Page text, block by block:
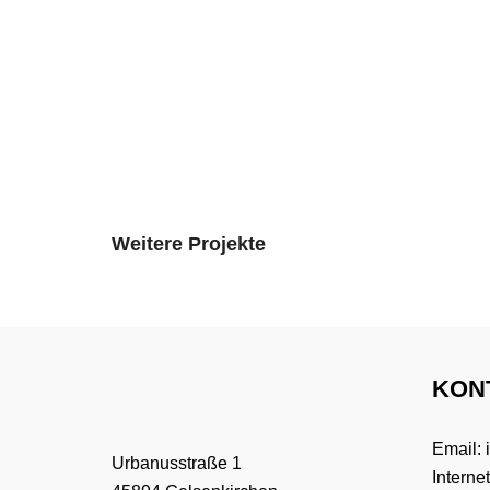
Weitere Projekte
Urbanusstraße 1
Email: